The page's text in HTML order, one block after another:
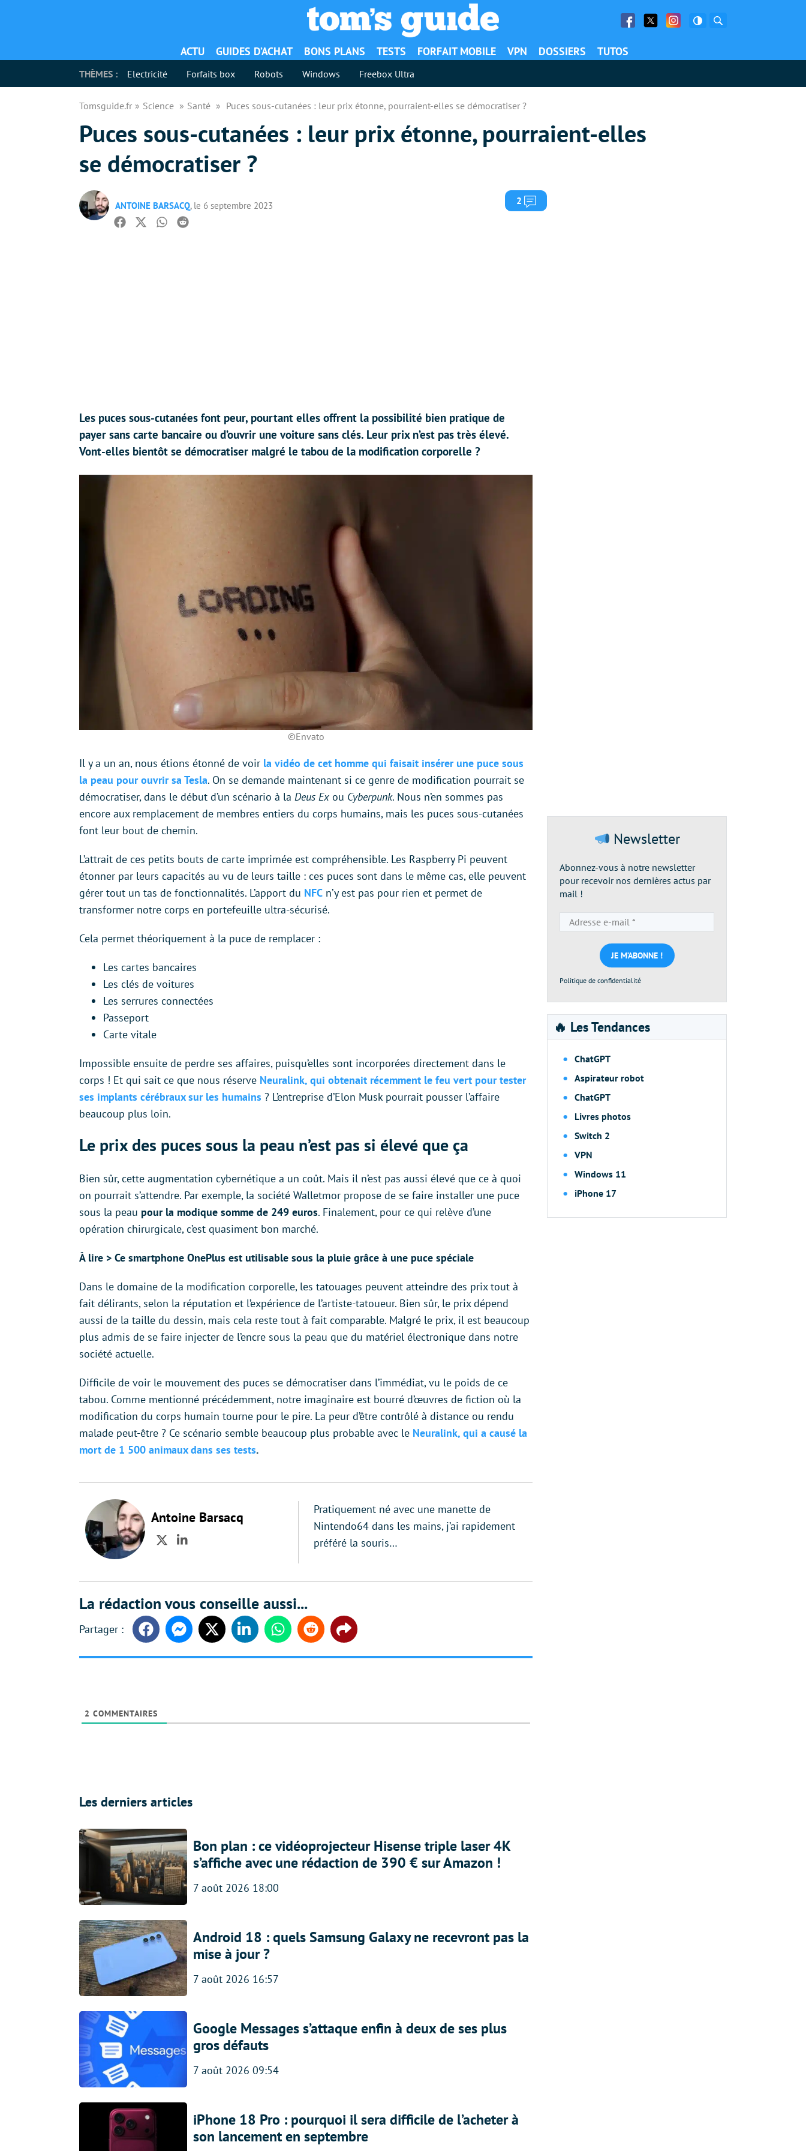
Facebook
Twitter Facebook
ACTU GUIDES D’ACHAT BONS PLANS TESTS FORFAIT MOBILE VPN DOSSIERS TUTOS
THÈMES : Electricité Forfaits box Robots Windows Freebox Ultra
Tomsguide.fr Science Santé Puces sous-cutanées : leur prix étonne, pourraient-elles se démocratiser ?
Puces sous-cutanées : leur prix étonne, pourraient-elles
se démocratiser ?
ANTOINE BARSACQ, le 6 septembre 2023 2 Commentaires
Facebook
TwitterWhatsapp
Reddit
Les puces sous-cutanées font peur, pourtant elles offrent la possibilité bien pratique de
payer sans carte bancaire ou d’ouvrir une voiture sans clés. Leur prix n’est pas très élevé.
Vont-elles bientôt se démocratiser malgré le tabou de la modification corporelle ?
©Envato
Il y a un an, nous étions étonné de voir la vidéo de cet homme qui faisait insérer une puce sous
la peau pour ouvrir sa Tesla. On se demande maintenant si ce genre de modification pourrait se
démocratiser, dans le début d’un scénario à la Deus Ex ou Cyberpunk. Nous n’en sommes pas
encore aux remplacement de membres entiers du corps humains, mais les puces sous-cutanées
font leur bout de chemin.
L’attrait de ces petits bouts de carte imprimée est compréhensible. Les Raspberry Pi peuvent
étonner par leurs capacités au vu de leurs taille : ces puces sont dans le même cas, elle peuvent
gérer tout un tas de fonctionnalités. L’apport du NFC n’y est pas pour rien et permet de
transformer notre corps en portefeuille ultra-sécurisé.
Cela permet théoriquement à la puce de remplacer :
Les cartes bancaires
Les clés de voitures
Les serrures connectées
Passeport
Carte vitale
Impossible ensuite de perdre ses affaires, puisqu’elles sont incorporées directement dans le
corps ! Et qui sait ce que nous réserve Neuralink, qui obtenait récemment le feu vert pour tester
ses implants cérébraux sur les humains ? L’entreprise d’Elon Musk pourrait pousser l’affaire
beaucoup plus loin.
Le prix des puces sous la peau n’est pas si élevé que ça
Bien sûr, cette augmentation cybernétique a un coût. Mais il n’est pas aussi élevé que ce à quoi
on pourrait s’attendre. Par exemple, la société Walletmor propose de se faire installer une puce
sous la peau pour la modique somme de 249 euros. Finalement, pour ce qui relève d’une
opération chirurgicale, c’est quasiment bon marché.
À lire > Ce smartphone OnePlus est utilisable sous la pluie grâce à une puce spéciale
Dans le domaine de la modification corporelle, les tatouages peuvent atteindre des prix tout à
fait délirants, selon la réputation et l’expérience de l’artiste-tatoueur. Bien sûr, le prix dépend
aussi de la taille du dessin, mais cela reste tout à fait comparable. Malgré le prix, il est beaucoup
plus admis de se faire injecter de l’encre sous la peau que du matériel électronique dans notre
société actuelle.
Difficile de voir le mouvement des puces se démocratiser dans l’immédiat, vu le poids de ce
tabou. Comme mentionné précédemment, notre imaginaire est bourré d’œuvres de fiction où la
modification du corps humain tourne pour le pire. La peur d’être contrôlé à distance ou rendu
malade peut-être ? Ce scénario semble beaucoup plus probable avec le Neuralink, qui a causé la
mort de 1 500 animaux dans ses tests.
Antoine Barsacq
TwitterLinkedIn
Pratiquement né avec une manette de
Nintendo64 dans les mains, j’ai rapidement
préféré la souris…
La rédaction vous conseille aussi...
FacebookMessengerTwitter LinkedinWhatsappReddit Share
2 COMMENTAIRES
Les derniers articles
Bon plan : ce vidéoprojecteur Hisense triple laser 4K
s’affiche avec une rédaction de 390 € sur Amazon !
7 août 2026 18:00
Android 18 : quels Samsung Galaxy ne recevront pas la
mise à jour ?
7 août 2026 16:57
Google Messages s’attaque enfin à deux de ses plus
gros défauts
7 août 2026 09:54
iPhone 18 Pro : pourquoi il sera difficile de l’acheter à
son lancement en septembre
Newsletter
Abonnez-vous à notre newsletter
pour recevoir nos dernières actus par
mail !
e-
mail
*
Politique de confidentialité
🔥 Les Tendances
ChatGPT
Aspirateur robot
ChatGPT
Livres photos
Switch 2
VPN
Windows 11
iPhone 17